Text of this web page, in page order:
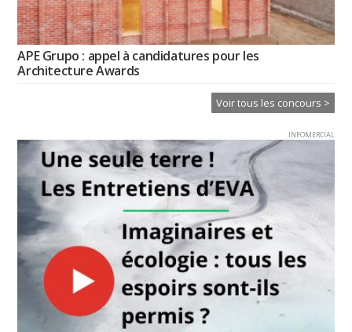
APE Grupo : appel à candidatures pour les
Architecture Awards
Voir tous les concours >
INFOMERCIAL